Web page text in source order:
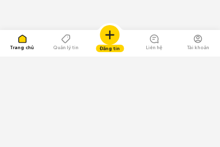
Trang chủ Quản lý tin Đăng tin Liên hệ Tài khoản